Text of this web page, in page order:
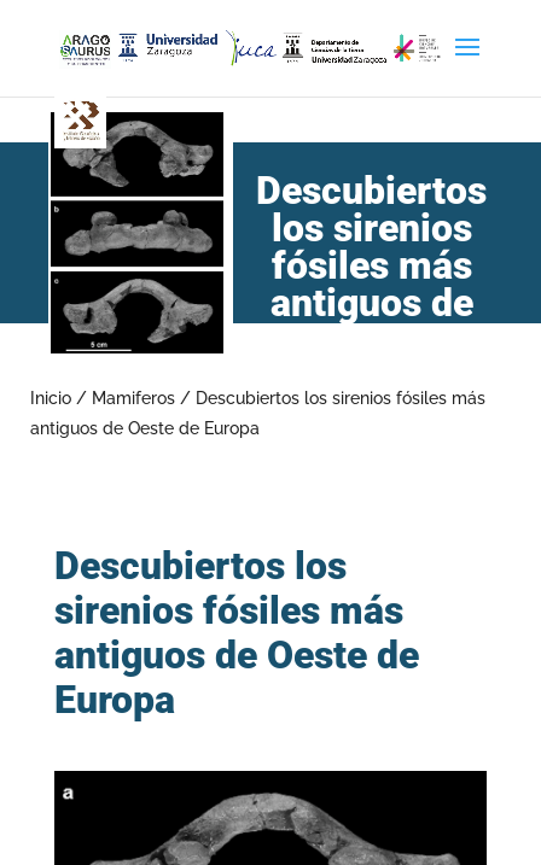
Descubiertos
los sirenios
fósiles más
antiguos de
Inicio / Mamiferos / Descubiertos los sirenios fósiles más
antiguos de Oeste de Europa
Descubiertos los
sirenios fósiles más
antiguos de Oeste de
Europa